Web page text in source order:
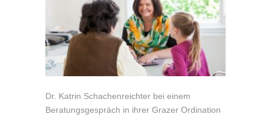
Dr. Katrin Schachenreichter bei einem
Beratungsgespräch in ihrer Grazer Ordination